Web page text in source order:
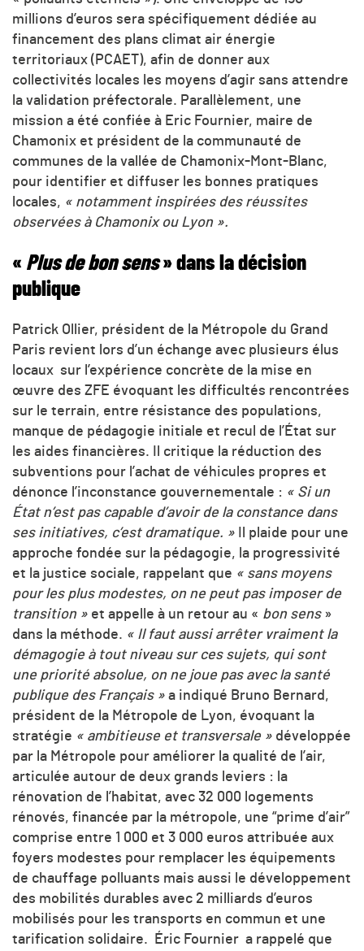
millions d’euros sera spécifiquement dédiée au
financement des plans climat air énergie
territoriaux (PCAET), afin de donner aux
collectivités locales les moyens d’agir sans attendre
la validation préfectorale. Parallèlement, une
mission a été confiée à Eric Fournier, maire de
Chamonix et président de la communauté de
communes de la vallée de Chamonix-Mont-Blanc,
pour identifier et diffuser les bonnes pratiques
locales, « notamment inspirées des réussites
observées à Chamonix ou Lyon ».
« Plus de bon sens» dans la décision
publique
Patrick Ollier, président de la Métropole du Grand
Paris revient lors d’un échange avec plusieurs élus
locaux sur l’expérience concrète de la mise en
œuvre des ZFE évoquant les difficultés rencontrées
sur le terrain, entre résistance des populations,
manque de pédagogie initiale et recul de l’État sur
les aides financières. Il critique la réduction des
subventions pour l’achat de véhicules propres et
dénonce l’inconstance gouvernementale : « Si un
État n’est pas capable d’avoir de la constance dans
ses initiatives, c’est dramatique. » Il plaide pour une
approche fondée sur la pédagogie, la progressivité
et la justice sociale, rappelant que « sans moyens
pour les plus modestes, on ne peut pas imposer de
transition » et appelle à un retour au « bon sens»
dans la méthode. « Il faut aussi arrêter vraiment la
démagogie à tout niveau sur ces sujets, qui sont
une priorité absolue, on ne joue pas avec la santé
publique des Français » a indiqué Bruno Bernard,
président de la Métropole de Lyon, évoquant la
stratégie « ambitieuse et transversale » développée
par la Métropole pour améliorer la qualité de l’air,
articulée autour de deux grands leviers : la
rénovation de l’habitat, avec 32 000 logements
rénovés, financée par la métropole, une “prime d’air”
comprise entre 1 000 et 3 000 euros attribuée aux
foyers modestes pour remplacer les équipements
de chauffage polluants mais aussi le développement
des mobilités durables avec 2 milliards d’euros
mobilisés pour les transports en commun et une
tarification solidaire. Éric Fournier a rappelé que